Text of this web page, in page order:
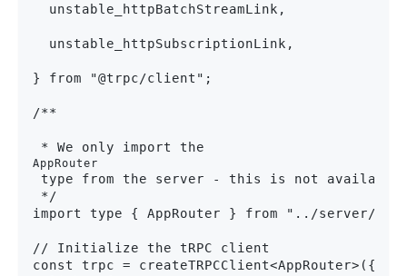
  unstable_httpBatchStreamLink,
  unstable_httpSubscriptionLink,
} from "@trpc/client";
/**
* We only import the
AppRouter
type from the server - this is not available
*/
import type { AppRouter } from "../server/
// Initialize the tRPC client
const trpc = createTRPCClient<AppRouter>({